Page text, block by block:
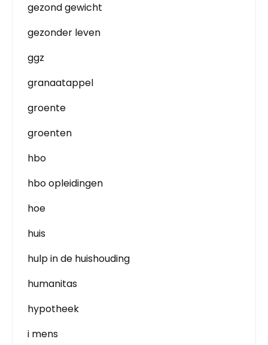
gezond gewicht
gezonder leven
ggz
granaatappel
groente
groenten
hbo
hbo opleidingen
hoe
huis
hulp in de huishouding
humanitas
hypotheek
i mens